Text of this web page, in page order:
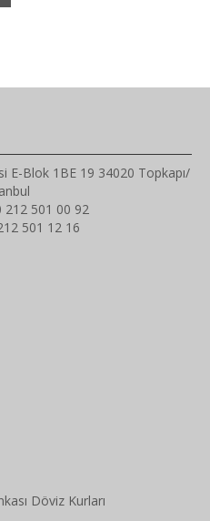
E-Blok 1BE 19 34020 Topkapı/
212 501 00 92
501 12 16
Döviz Kurları